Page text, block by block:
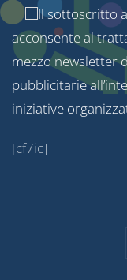
Il sottoscritto
acconsente al
mezzo newsletter
pubblicitarie
iniziative
[cf7ic]